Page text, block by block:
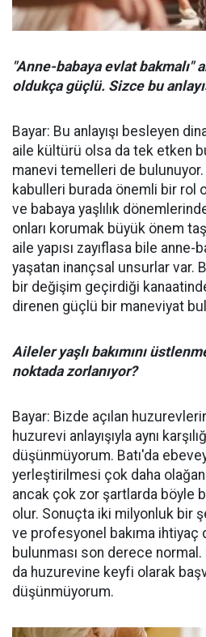
"Anne-babaya evlat bakmalı"
oldukça güçlü. Sizce bu
Bayar: Bu anlayışı besleyen
aile kültürü olsa da tek etken
manevi temelleri de
kabulleri burada önemli bir rol
ve babaya yaşlılık
onları korumak büyük önem
aile yapısı zayıflasa bile anne-
yaşatan inançsal unsurlar var.
bir değişim geçirdiği
direnen güçlü bir maneviyat
Aileler yaşlı bakımını
noktada zorlanıyor?
Bayar: Bizde açılan
huzurevi anlayışıyla aynı
düşünmüyorum. Batı'da
yerleştirilmesi çok daha
ancak çok zor şartlarda böyle
olur. Sonuçta iki milyonluk bir
ve profesyonel bakıma ihtiyaç
bulunması son derece normal.
da huzurevine keyfi olarak
düşünmüyorum.